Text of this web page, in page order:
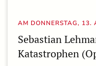
AM DONNERSTAG, 13.
Sebastian
Katastrophen